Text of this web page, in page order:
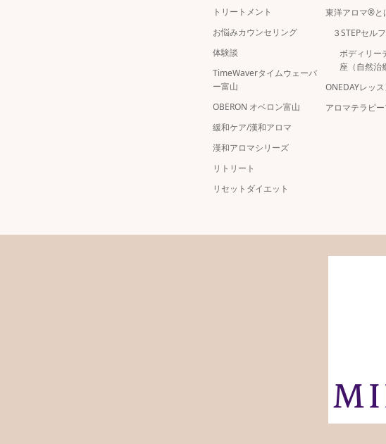
トリートメント
お悩みカウンセリング
体験談
TimeWaverタイムウェーバ
ー富山
OBERON オベロン富山
緩和ケア/漢和アロマ
漢和アロマシリーズ
リトリート
リセットダイエット
東洋アロマ®と
３STEPセル
ボディリー
座（自然治
ONEDAYレッ
アロマテラピ